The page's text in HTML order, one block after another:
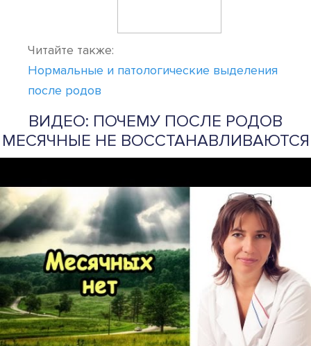
Читайте также:
Нормальные и патологические выделения
после родов
ВИДЕО: ПОЧЕМУ ПОСЛЕ РОДОВ
МЕСЯЧНЫЕ НЕ ВОССТАНАВЛИВАЮТСЯ